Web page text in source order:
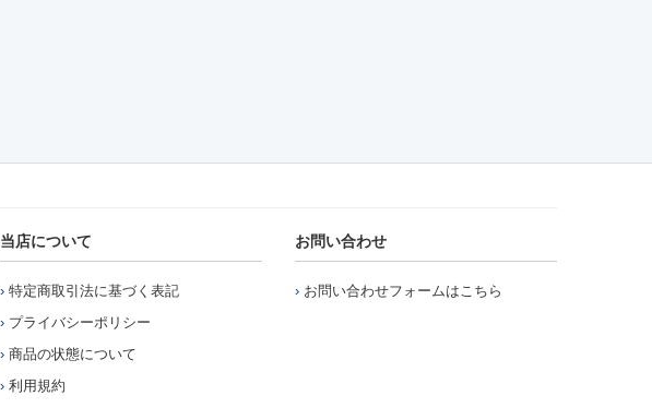
当店について
特定商取引法に基づく表記
プライバシーポリシー
商品の状態について
利用規約
お問い合わせ
お問い合わせフォームはこちら